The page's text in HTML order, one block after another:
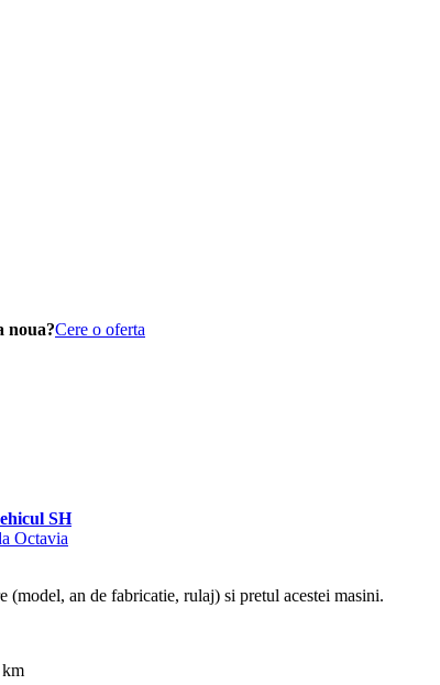
noua?Cere o oferta
SH
Octavia
an de fabricatie, rulaj) si pretul acestei masini.